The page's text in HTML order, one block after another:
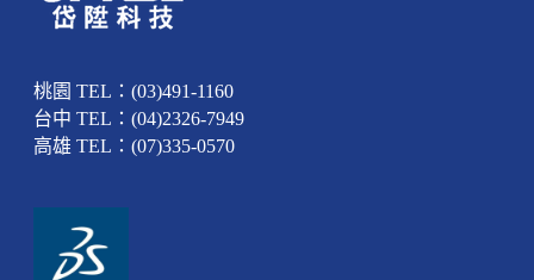
桃園 TEL：(03)491-1160
台中 TEL：(04)2326-7949
高雄 TEL：(07)335-0570